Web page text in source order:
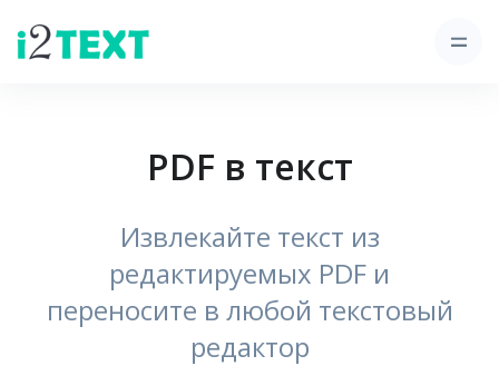
PDF в текст
Извлекайте текст из
редактируемых PDF и
переносите в любой текстовый
редактор